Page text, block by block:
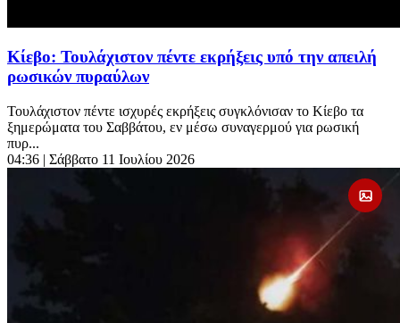
Κίεβο: Τουλάχιστον πέντε εκρήξεις υπό την απειλή
ρωσικών πυραύλων
Τουλάχιστον πέντε ισχυρές εκρήξεις συγκλόνισαν το Κίεβο τα
ξημερώματα του Σαββάτου, εν μέσω συναγερμού για ρωσική
πυρ...
04:36 | Σάββατο 11 Ιουλίου 2026